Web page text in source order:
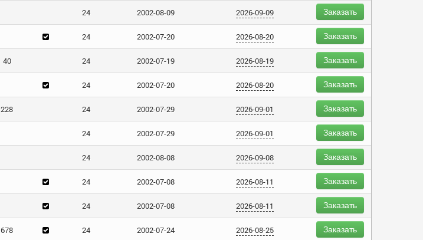
24 2002-08-09 2026-09-09 Заказать
24 2002-07-20 2026-08-20 Заказать
40 24 2002-07-19 2026-08-19 Заказать
24 2002-07-20 2026-08-20 Заказать
228 24 2002-07-29 2026-09-01 Заказать
24 2002-07-29 2026-09-01 Заказать
24 2002-08-08 2026-09-08 Заказать
24 2002-07-08 2026-08-11 Заказать
24 2002-07-08 2026-08-11 Заказать
678 24 2002-07-24 2026-08-25 Заказать